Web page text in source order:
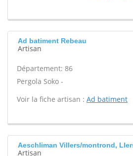
Ad batiment Rebeau
Artisan
Département: 86
Pergola Soko -
Voir la fiche artisan : Ad batiment
Aeschliman Villers/montrond,
Artisan